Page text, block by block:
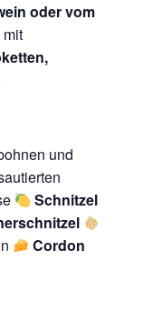
oder vom
und
Schnitzel
Cordon